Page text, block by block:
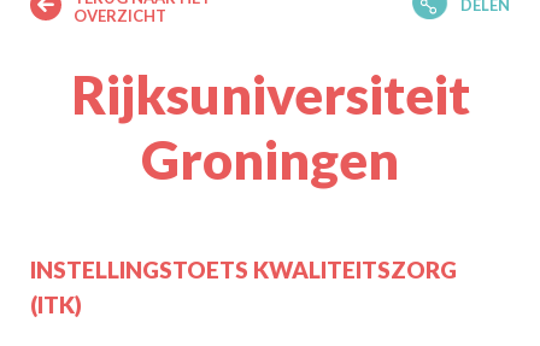
OVERZICHT
DELEN
Rijksuniversiteit
Groningen
INSTELLINGSTOETS KWALITEITSZORG
(ITK)